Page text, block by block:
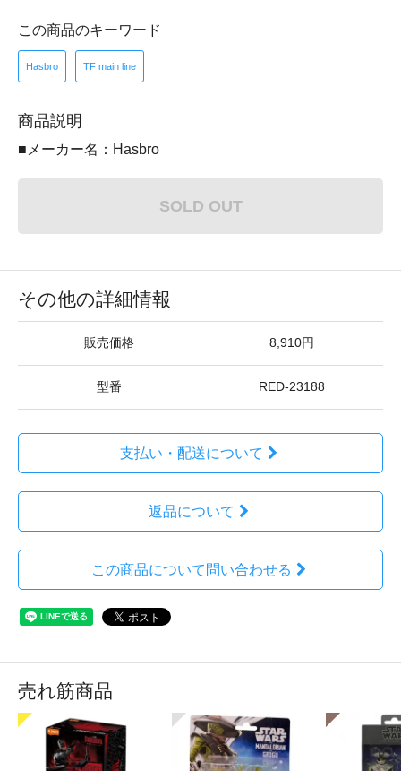
この商品のキーワード
Hasbro TF main line
商品説明
■メーカー名：Hasbro
SOLD OUT
その他の詳細情報
販売価格 8,910円
型番 RED-23188
支払い・配送について
返品について
この商品について問い合わせる
売れ筋商品